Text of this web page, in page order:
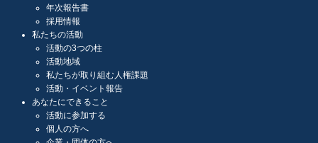
年次報告書
採用情報
私たちの活動
活動の3つの柱
活動地域
私たちが取り組む人権課題
活動・イベント報告
あなたにできること
活動に参加する
個人の方へ